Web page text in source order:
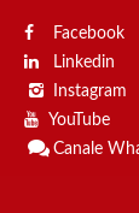
Facebook
Linkedin
Instagram
YouTube
Canale